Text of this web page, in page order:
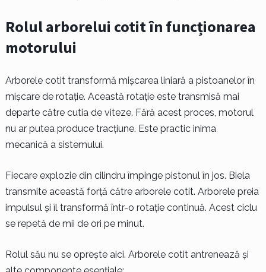
Rolul arborelui cotit în funcționarea
motorului
Arborele cotit transformă mișcarea liniară a pistoanelor în
mișcare de rotație. Această rotație este transmisă mai
departe către cutia de viteze. Fără acest proces, motorul
nu ar putea produce tracțiune. Este practic inima
mecanică a sistemului.
Fiecare explozie din cilindru împinge pistonul în jos. Biela
transmite această forță către arborele cotit. Arborele preia
impulsul și îl transformă într-o rotație continuă. Acest ciclu
se repetă de mii de ori pe minut.
Rolul său nu se oprește aici. Arborele cotit antrenează și